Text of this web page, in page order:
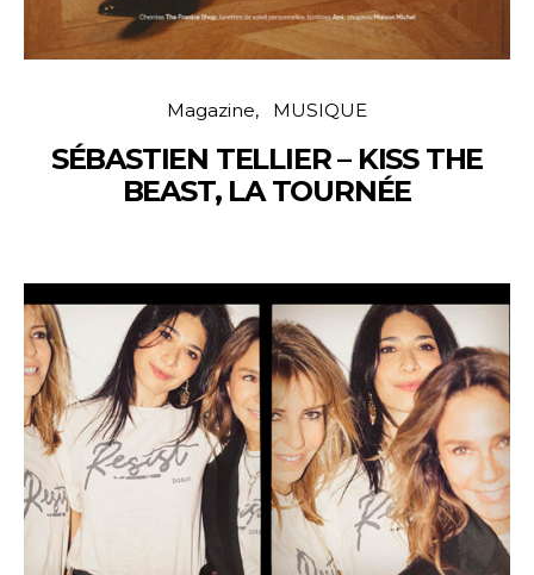
Magazine MUSIQUE
SÉBASTIEN TELLIER – KISS THE
BEAST, LA TOURNÉE